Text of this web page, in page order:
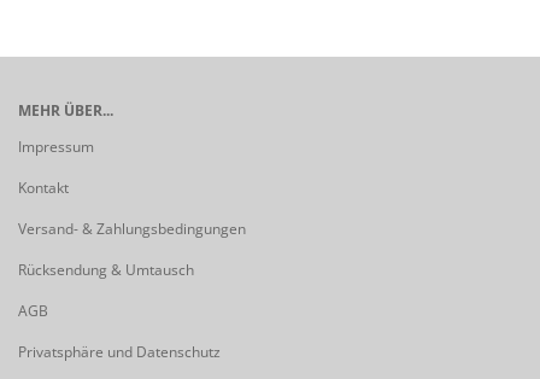
MEHR ÜBER...
Impressum
Kontakt
Versand- & Zahlungsbedingungen
Rücksendung & Umtausch
AGB
Privatsphäre und Datenschutz